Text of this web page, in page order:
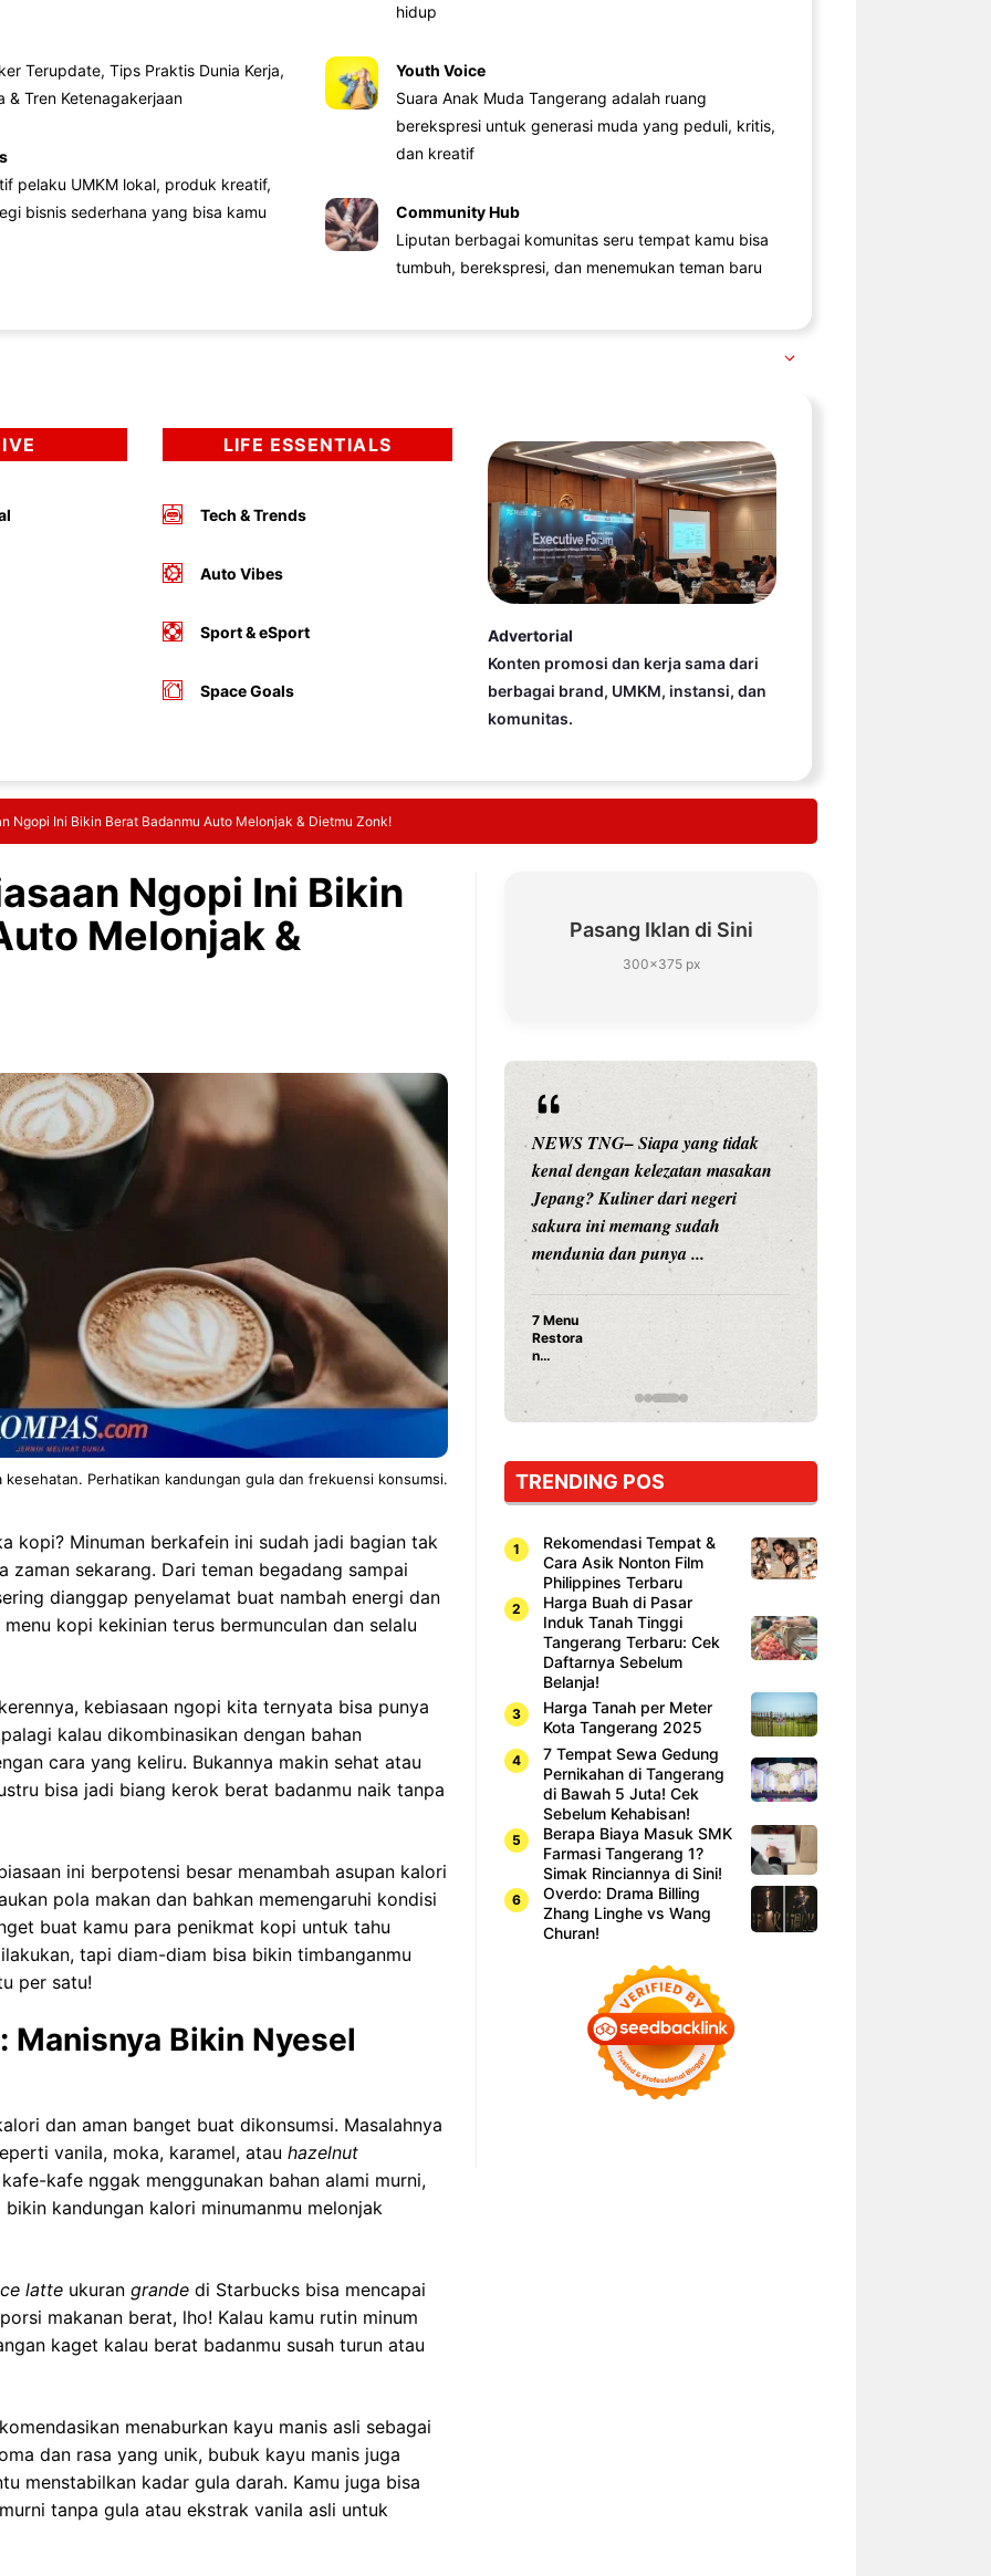
Terupdate, Tips Praktis Dunia Kerja,
& Tren Ketenagakerjaan
pelaku UMKM lokal, produk kreatif,
bisnis sederhana yang bisa kamu
hidup
Youth Voice
Suara Anak Muda Tangerang adalah ruang
berekspresi untuk generasi muda yang peduli, kritis,
dan kreatif
Community Hub
Liputan berbagai komunitas seru tempat kamu bisa
tumbuh, berekspresi, dan menemukan teman baru
LIFE ESSENTIALS
Tech & Trends
Auto Vibes
Sport & eSport
Space Goals
Advertorial
Konten promosi dan kerja sama dari
berbagai brand, UMKM, instansi, dan
komunitas.
Ngopi Ini Bikin Berat Badanmu Auto Melonjak & Dietmu Zonk!
Ngopi Ini Bikin
Melonjak &
kesehatan. Perhatikan kandungan gula dan frekuensi konsumsi.
kopi? Minuman berkafein ini sudah jadi bagian tak
zaman sekarang. Dari teman begadang sampai
dianggap penyelamat buat nambah energi dan
kopi kekinian terus bermunculan dan selalu
kebiasaan ngopi kita ternyata bisa punya
kalau dikombinasikan dengan bahan
cara yang keliru. Bukannya makin sehat atau
bisa jadi biang kerok berat badanmu naik tanpa
ini berpotensi besar menambah asupan kalori
pola makan dan bahkan memengaruhi kondisi
buat kamu para penikmat kopi untuk tahu
tapi diam-diam bisa bikin timbanganmu
per satu!
Manisnya Bikin Nyesel
dan aman banget buat dikonsumsi. Masalahnya
vanila, moka, karamel, atau hazelnut
kafe nggak menggunakan bahan alami murni,
kandungan kalori minumanmu melonjak
latte ukuran grande di Starbucks bisa mencapai
makanan berat, lho! Kalau kamu rutin minum
kaget kalau berat badanmu susah turun atau
menaburkan kayu manis asli sebagai
dan rasa yang unik, bubuk kayu manis juga
menstabilkan kadar gula darah. Kamu juga bisa
tanpa gula atau ekstrak vanila asli untuk
Pasang Iklan di Sini
300×375 px
All
NEWS TNG– Pernah gak sih
kamu mulai ngerjain sesuatu cuma
buat iseng-iseng, eh ternyata malah
menguntungkan? ...
Dari Iseng Jadi Cuan: Kisah
TUM_ATUL yang Ubah
Hampers Jadi Bisnis Kece
NEWS TNG– Siapa yang tidak
kenal dengan kelezatan masakan
Jepang? Kuliner dari negeri
sakura ini memang sudah
mendunia dan punya ...
n
yang
Wajib
Cuma
Sushi!
NEWS TNG– Siapa sangka,
nama besar di dunia hiburan,
TRENDING POS
Rekomendasi Tempat &
Cara Asik Nonton Film
Philippines Terbaru
Harga Buah di Pasar
Induk Tanah Tinggi
Tangerang Terbaru: Cek
Daftarnya Sebelum
Belanja!
Harga Tanah per Meter
Kota Tangerang 2025
7 Tempat Sewa Gedung
Pernikahan di Tangerang
di Bawah 5 Juta! Cek
Sebelum Kehabisan!
Berapa Biaya Masuk SMK
Farmasi Tangerang 1?
Simak Rinciannya di Sini!
Overdo: Drama Billing
Zhang Linghe vs Wang
Churan!